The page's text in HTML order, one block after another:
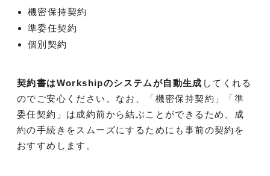
機密保持契約
準委任契約
個別契約
契約書はWorkshipのシステムが自動生成 してくれる
のでご安心ください。なお、「機密保持契約」「準
委任契約」は成約前から結ぶことができるため、成
約の手続きをスムーズにするためにも事前の契約を
おすすめします。